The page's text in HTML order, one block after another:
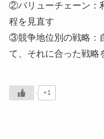
②バリューチェーン：
程を見直す
③競争地位別の戦略：
て、それに合った戦略
+1